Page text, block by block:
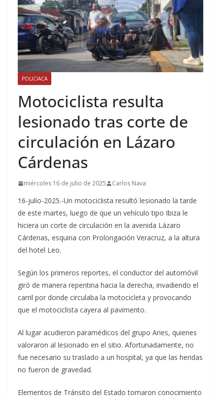
POLICIACA
Motociclista resulta
lesionado tras corte de
circulación en Lázaro
Cárdenas
miércoles 16 de julio de 2025 Carlos Nava
16-julio-2025.-Un motociclista resultó lesionado la tarde
de este martes, luego de que un vehículo tipo Ibiza le
hiciera un corte de circulación en la avenida Lázaro
Cárdenas, esquina con Prolongación Veracruz, a la altura
del hotel Leo.
Según los primeros reportes, el conductor del automóvil
giró de manera repentina hacia la derecha, invadiendo el
carril por donde circulaba la motocicleta y provocando
que el motociclista cayera al pavimento.
Al lugar acudieron paramédicos del grupo Aries, quienes
valoraron al lesionado en el sitio. Afortunadamente, no
fue necesario su traslado a un hospital, ya que las heridas
no fueron de gravedad.
Elementos de Tránsito del Estado tomaron conocimiento